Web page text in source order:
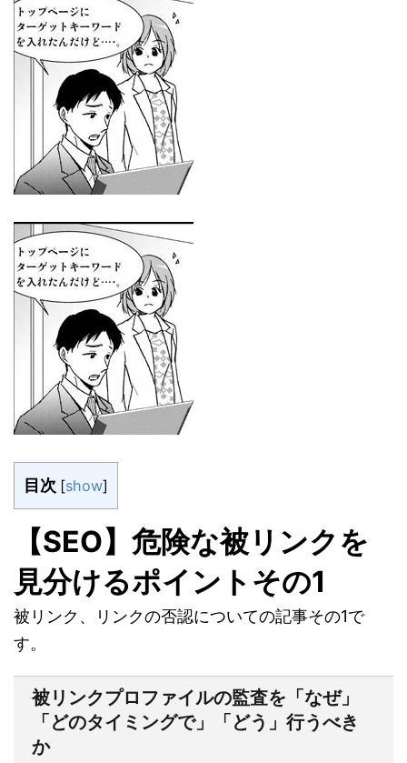
目次 [show]
【SEO】危険な被リンクを
見分けるポイントその1
被リンク、リンクの否認についての記事その1で
す。
被リンクプロファイルの監査を「なぜ」
「どのタイミングで」「どう」行うべき
か